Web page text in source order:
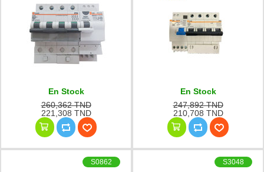
En Stock
260,362 TND
221,308 TND
En Stock
247,892 TND
210,708 TND
S0862 S3048